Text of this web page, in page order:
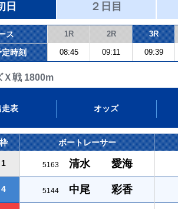
日 ２日目
ス 1R 2R 3R
時刻 08:45 09:11 09:39
Ｘ戦 1800m
走表 オッズ
枠 ボートレーサー
1 5163 清水 愛海
4 5144 中尾 彩香